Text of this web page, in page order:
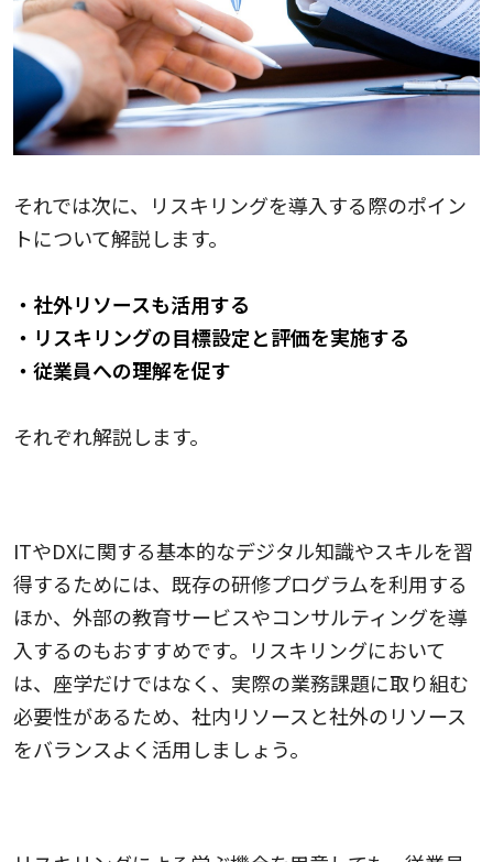
それでは次に、リスキリングを導入する際のポイン
トについて解説します。
・社外リソースも活用する
・リスキリングの目標設定と評価を実施する
・従業員への理解を促す
それぞれ解説します。
ITやDXに関する基本的なデジタル知識やスキルを習
得するためには、既存の研修プログラムを利用する
ほか、外部の教育サービスやコンサルティングを導
入するのもおすすめです。リスキリングにおいて
は、座学だけではなく、実際の業務課題に取り組む
必要性があるため、社内リソースと社外のリソース
をバランスよく活用しましょう。